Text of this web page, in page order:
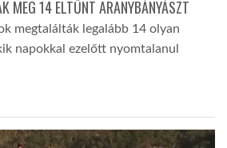
MEG 14 ELTŰNT ARANYBÁNYÁSZT
megtalálták legalább 14 olyan
napokkal ezelőtt nyomtalanul